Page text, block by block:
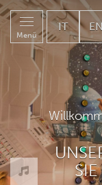
Menü
IT
Willkommen